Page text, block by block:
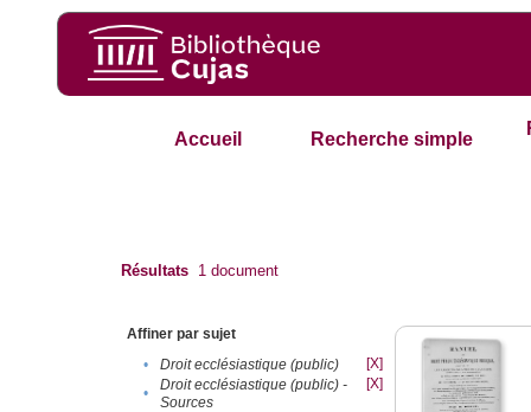
Accueil Recherche simple
Résultats 1 document
Affiner par sujet
•
Droit ecclésiastique (public)
[X]
•
Droit ecclésiastique (public) -
Sources
[X]